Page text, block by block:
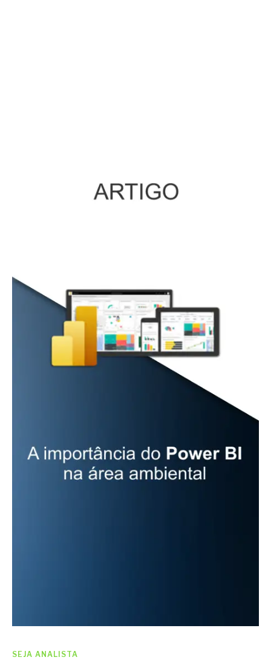
SEJA ANALISTA